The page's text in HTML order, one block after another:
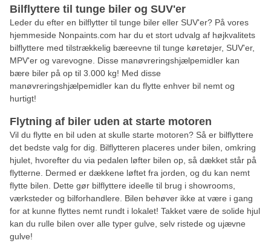
Bilflyttere til tunge biler og SUV'er
Leder du efter en bilflytter til tunge biler eller SUV'er? På vores
hjemmeside Nonpaints.com har du et stort udvalg af højkvalitets
bilflyttere med tilstrækkelig bæreevne til tunge køretøjer, SUV'er,
MPV'er og varevogne. Disse manøvreringshjælpemidler kan
bære biler på op til 3.000 kg! Med disse
manøvreringshjælpemidler kan du flytte enhver bil nemt og
hurtigt!
Flytning af biler uden at starte motoren
Vil du flytte en bil uden at skulle starte motoren? Så er bilflyttere
det bedste valg for dig. Bilflytteren placeres under bilen, omkring
hjulet, hvorefter du via pedalen løfter bilen op, så dækket står på
flytterne. Dermed er dækkene løftet fra jorden, og du kan nemt
flytte bilen. Dette gør bilflyttere ideelle til brug i showrooms,
værksteder og bilforhandlere. Bilen behøver ikke at være i gang
for at kunne flyttes nemt rundt i lokalet! Takket være de solide hjul
kan du rulle bilen over alle typer gulve, selv ristede og ujævne
gulve!